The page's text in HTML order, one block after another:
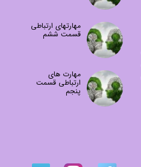
مهارتهای ارتباطی
قسمت ششم
مهارت های
ارتباطی قسمت
پنجم